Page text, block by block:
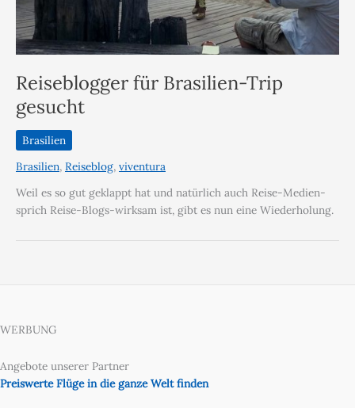
Reiseblogger für Brasilien-Trip
gesucht
Brasilien
Brasilien, Reiseblog, viventura
Weil es so gut geklappt hat und natürlich auch Reise-Medien-
sprich Reise-Blogs-wirksam ist, gibt es nun eine Wiederholung.
WERBUNG
Angebote unserer Partner
Preiswerte Flüge in die ganze Welt finden